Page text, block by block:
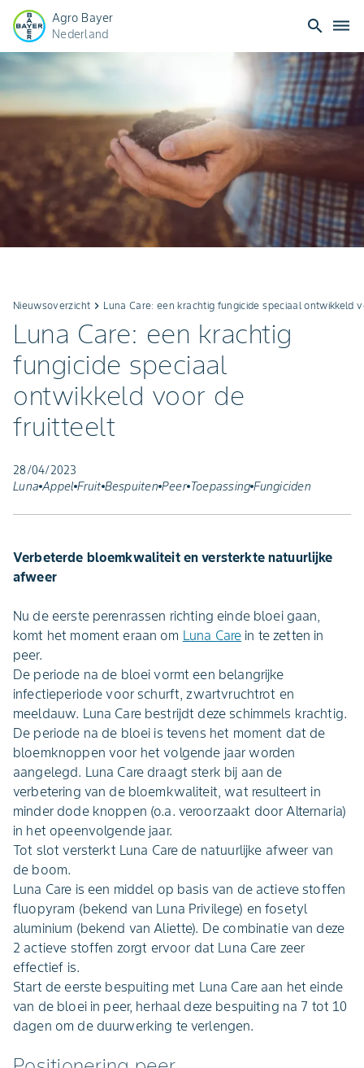
Agro Bayer
Nederland
search dehaze
Nieuwsoverzicht keyboard_arrow_right Luna Care: een krachtig fungicide speciaal ontwikkeld
Luna Care: een krachtig
fungicide speciaal
ontwikkeld voor de
fruitteelt
28/04/2023
Luna Appel Fruit Bespuiten Peer Toepassing Fungiciden
Verbeterde bloemkwaliteit en versterkte natuurlijke
afweer
Nu de eerste perenrassen richting einde bloei gaan,
komt het moment eraan om Luna Care in te zetten in
peer.
De periode na de bloei vormt een belangrijke
infectieperiode voor schurft, zwartvruchtrot en
meeldauw. Luna Care bestrijdt deze schimmels krachtig.
De periode na de bloei is tevens het moment dat de
bloemknoppen voor het volgende jaar worden
aangelegd. Luna Care draagt sterk bij aan de
verbetering van de bloemkwaliteit, wat resulteert in
minder dode knoppen (o.a. veroorzaakt door Alternaria)
in het opeenvolgende jaar.
Tot slot versterkt Luna Care de natuurlijke afweer van
de boom.
Luna Care is een middel op basis van de actieve stoffen
fluopyram (bekend van Luna Privilege) en fosetyl
aluminium (bekend van Aliette). De combinatie van deze
2 actieve stoffen zorgt ervoor dat Luna Care zeer
effectief is.
Start de eerste bespuiting met Luna Care aan het einde
van de bloei in peer, herhaal deze bespuiting na 7 tot 10
dagen om de duurwerking te verlengen.